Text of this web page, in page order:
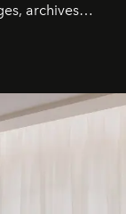
archives